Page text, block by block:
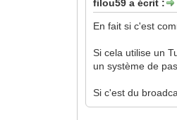
filou59 a écrit :
En fait si c'est
Si cela utilise un
un système de
Si c'est du